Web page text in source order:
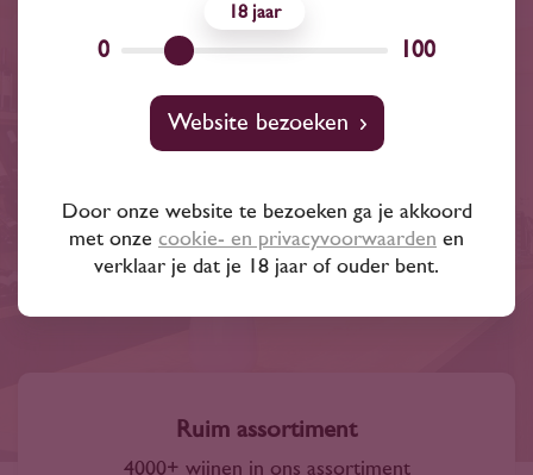
Gratis bezorgd binnen een
straal van 20 km of bij
besteding van € 100,-
Wanneer dit niet het geval is bedragen de
verzendkosten € 6,95. Uiteraard is gratis afhalen in
Ruim assortiment
4000+ wijnen in ons assortiment
0
18
100
Website bezoeken
Door onze website te bezoeken ga je akkoord
met onze cookie- en privacyvoorwaarden en
verklaar je dat je 18 jaar of ouder bent.